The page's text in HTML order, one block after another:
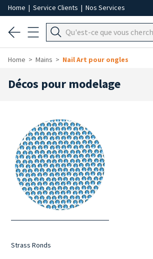
Home | Service Clients | Nos Services
Home Mains Nail Art pour ongles
Décos pour modelage
Strass Ronds